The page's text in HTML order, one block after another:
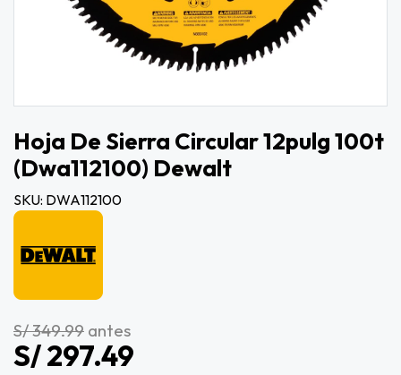
Hoja De Sierra Circular 12pulg 100t
(dwa112100) Dewalt
SKU: DWA112100
S/ 349.99 antes
S/ 297.49